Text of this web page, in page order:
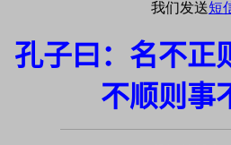
我们发送短
孔子曰：名不正
不顺则事